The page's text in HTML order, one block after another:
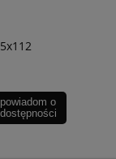
powiadom o
dostępności